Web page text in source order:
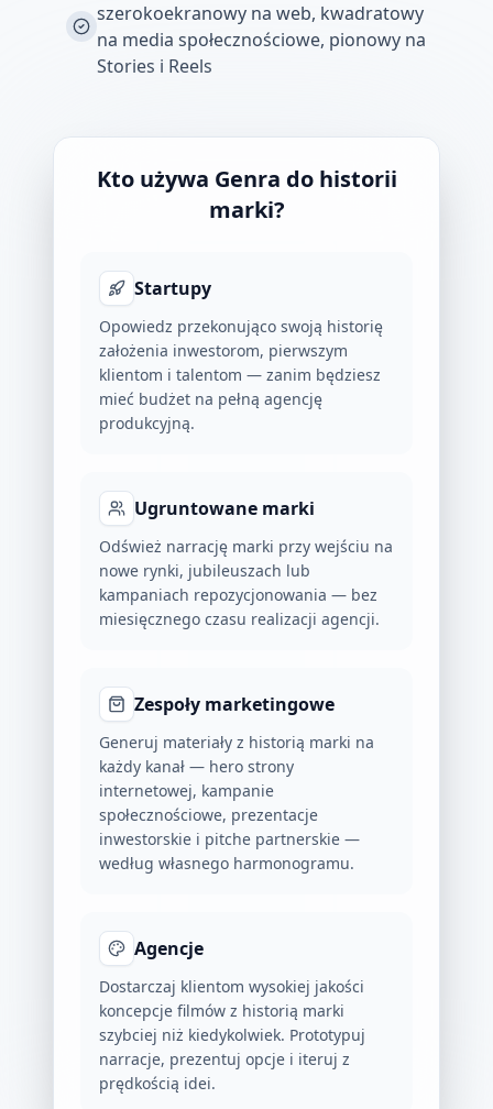
szerokoekranowy na web, kwadratowy
na media społecznościowe, pionowy na
Stories i Reels
Kto używa Genra do historii
marki?
Startupy
Opowiedz przekonująco swoją historię
założenia inwestorom, pierwszym
klientom i talentom — zanim będziesz
mieć budżet na pełną agencję
produkcyjną.
Ugruntowane marki
Odśwież narrację marki przy wejściu na
nowe rynki, jubileuszach lub
kampaniach repozycjonowania — bez
miesięcznego czasu realizacji agencji.
Zespoły marketingowe
Generuj materiały z historią marki na
każdy kanał — hero strony
internetowej, kampanie
społecznościowe, prezentacje
inwestorskie i pitche partnerskie —
według własnego harmonogramu.
Agencje
Dostarczaj klientom wysokiej jakości
koncepcje filmów z historią marki
szybciej niż kiedykolwiek. Prototypuj
narracje, prezentuj opcje i iteruj z
prędkością idei.